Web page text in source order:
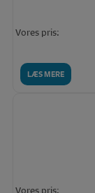
LÆS MERE
Vores pris:
Vores pris: